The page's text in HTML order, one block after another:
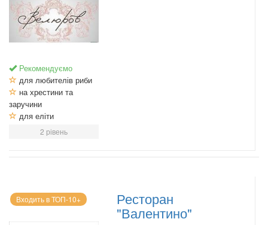
Рекомендуємо
для любителів риби
на хрестини та
заручини
для еліти
2 рівень
Входить в ТОП-10+ Ресторан
"Валентино"